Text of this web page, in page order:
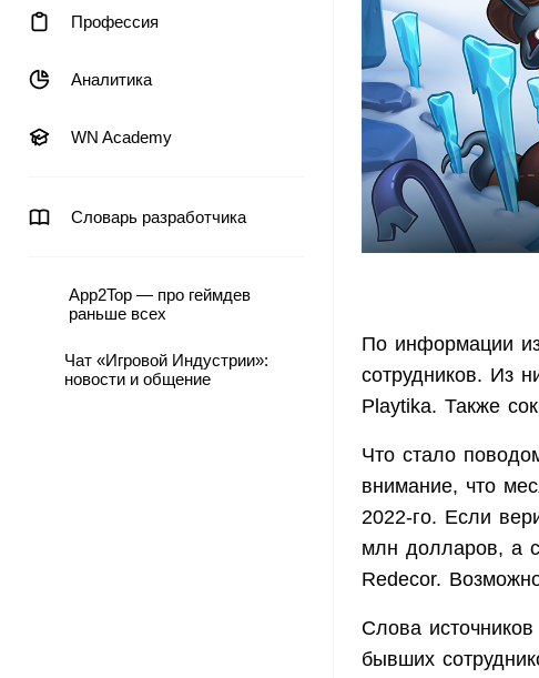
Профессия
Аналитика
WN Academy
Словарь разработчика
App2Top — про геймдев
раньше всех
Чат «Игровой Индустрии»:
новости и общение
По информации
сотрудников. Из
Playtika. Также
Что стало
внимание, что
2022-го. Если
млн долларов, а
Redecor.
Слова
бывших